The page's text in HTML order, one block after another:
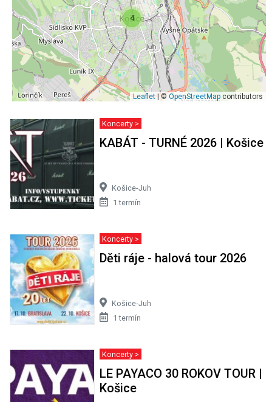
4
Leaflet| ©OpenStreetMap contributors
Koncerty >
KABÁT - TURNÉ 2026 | Košice
Košice-Juh
1 termín
Koncerty >
Děti ráje - halová tour 2026
Košice-Juh
1 termín
Koncerty >
LE PAYACO 30 ROKOV TOUR |
Košice